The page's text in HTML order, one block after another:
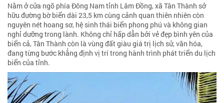
Nằm ở cửa ngõ phía Đông Nam tỉnh Lâm Đồng, xã Tân Thành sở
hữu đường bờ biển dài 23,5 km cùng cảnh quan thiên nhiên còn
nguyên nét hoang sơ, hệ sinh thái biển phong phú và không gian
nghỉ dưỡng trong lành. Không chỉ hấp dẫn bởi vẻ đẹp bình yên của
biển cả, Tân Thành còn là vùng đất giàu giá trị lịch sử, văn hóa,
đang từng bước khẳng định vị trí trong hành trình phát triển du lịch
biển của tỉnh.